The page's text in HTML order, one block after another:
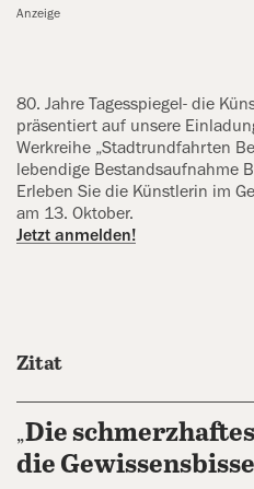
Anzeige
80. Jahre Tagesspiegel- die
‍präsentiert auf unsere
Werkreihe „Stadtrundfahrten
lebendige Bestandsaufnahme
Erleben Sie die Künstlerin im
am 13. Oktober.
Jetzt anmelden!
Zitat
„Die
die